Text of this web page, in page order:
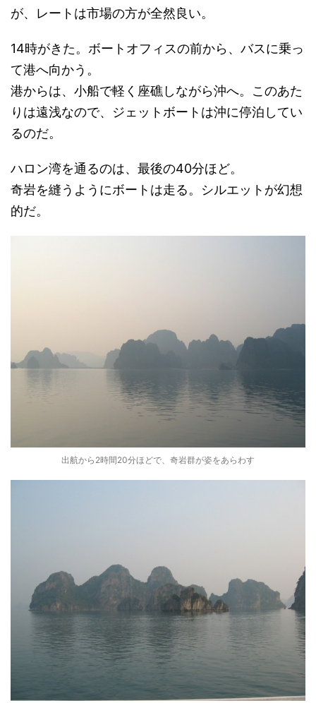
が、レートは市場の方が全然良い。
14時がきた。ボートオフィスの前から、バスに乗っ
て港へ向かう。
港からは、小船で軽く座礁しながら沖へ。このあた
りは遠浅なので、ジェットボートは沖に停泊してい
るのだ。
ハロン湾を通るのは、最後の40分ほど。
奇岩を縫うようにボートは走る。シルエットが幻想
的だ。
出航から2時間20分ほどで、奇岩群が姿をあらわす